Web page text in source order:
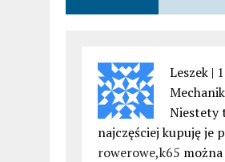
Leszek |
Niestety
najczęściej kupuję je
rowerowe,k65